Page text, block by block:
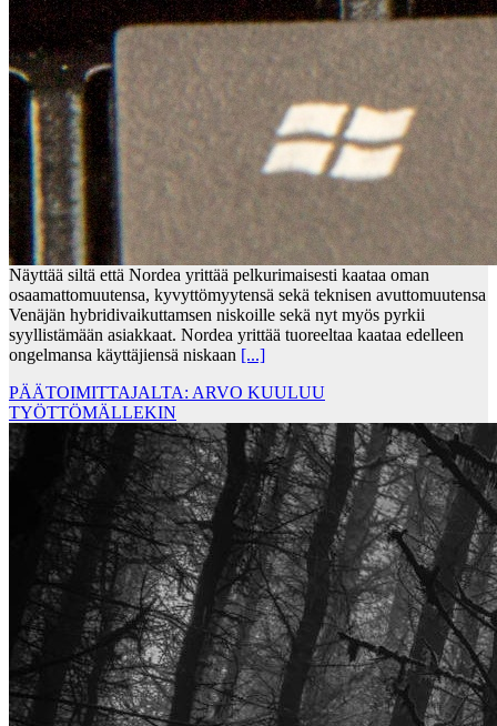
Näyttää siltä että Nordea yrittää pelkurimaisesti kaataa oman
osaamattomuutensa, kyvyttömyytensä sekä teknisen avuttomuutensa
Venäjän hybridivaikuttamsen niskoille sekä nyt myös pyrkii
syyllistämään asiakkaat. Nordea yrittää tuoreeltaa kaataa edelleen
ongelmansa käyttäjiensä niskaan [...]
PÄÄTOIMITTAJALTA: ARVO KUULUU
TYÖTTÖMÄLLEKIN